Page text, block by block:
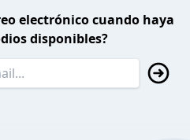
electrónico cuando haya
disponibles?